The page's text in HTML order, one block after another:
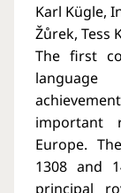
Karl Kügle,
Žůrek, Tess
The first
important
Europe.
1308 and
principal